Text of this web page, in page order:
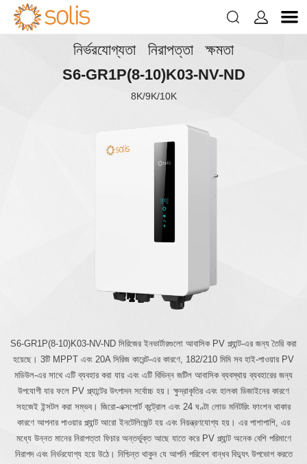
 
নির্ভরযোগ্যতা নিরাপত্তা ক্ষমতা
S6-GR1P(8-10)K03-NV-ND
8K/9K/10K
S6-GR1P(8-10)K03-NV-ND সিরিজের ইনভার্টারগুলো আবাসিক PV প্ল্যান্ট-এর জন্য তৈরি করা
হয়েছে। 3টি MPPT এবং 20A সিরিজ কারেন্ট-এর কারণে, 182/210 মিমি সব হাই-পাওয়ার PV
মডিউল-এর সাথে এটি ব্যবহার করা যায় এবং এটি বিভিন্ন জটিল আবাসিক ব্যবস্থায় ব্যবহারের জন্য
উপযোগী যার ফলে PV প্ল্যান্টের উৎপাদন সর্বোচ্চ হয়। ক্ষুদ্রাকৃতির এবং হালকা ডিজাইনের কারণে
সহজেই ইন্সটল করা সম্ভব। জিরো-এক্সপোর্ট কন্ট্রোল এবং 24 ঘণ্টা লোড মনিটরিং ফাংশন থাকার
কারণে আপনার পাওয়ার প্ল্যান্ট আরো ইনটেলিজেন্ট হয় এবং নিয়ন্ত্রণযোগ্য হয়। এর পাশাপাশি, এর
মধ্যে উন্নত মানের নিরাপত্তা ফিচার অন্তর্ভুক্ত আছে যাতে করে PV প্ল্যান্ট অনেক বেশি পরিমাণে
নিরাপদ এবং নির্ভরযোগ্য হয়ে উঠে। নিশ্চিন্ত থাকুন যে আপনি পরিবেশ বান্ধব বিদ্যুৎ উপভোগ করতে